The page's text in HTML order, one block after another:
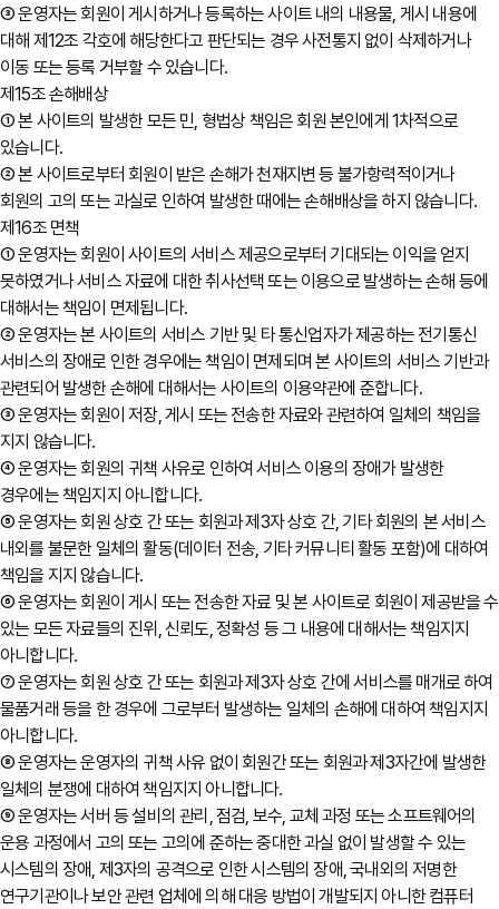
③ 운영자는 회원이 게시하거나 등록하는 사이트 내의 내용물, 게시 내용에
대해 제12조 각호에 해당한다고 판단되는 경우 사전통지 없이 삭제하거나
이동 또는 등록 거부할 수 있습니다.
제15조 손해배상
① 본 사이트의 발생한 모든 민, 형법상 책임은 회원 본인에게 1차적으로
있습니다.
② 본 사이트로부터 회원이 받은 손해가 천재지변 등 불가항력적이거나
회원의 고의 또는 과실로 인하여 발생한 때에는 손해배상을 하지 않습니다.
제16조 면책
① 운영자는 회원이 사이트의 서비스 제공으로부터 기대되는 이익을 얻지
못하였거나 서비스 자료에 대한 취사선택 또는 이용으로 발생하는 손해 등에
대해서는 책임이 면제됩니다.
② 운영자는 본 사이트의 서비스 기반 및 타 통신업자가 제공하는 전기통신
서비스의 장애로 인한 경우에는 책임이 면제되며 본 사이트의 서비스 기반과
관련되어 발생한 손해에 대해서는 사이트의 이용약관에 준합니다.
③ 운영자는 회원이 저장, 게시 또는 전송한 자료와 관련하여 일체의 책임을
지지 않습니다.
④ 운영자는 회원의 귀책 사유로 인하여 서비스 이용의 장애가 발생한
경우에는 책임지지 아니합니다.
⑤ 운영자는 회원 상호 간 또는 회원과 제3자 상호 간, 기타 회원의 본 서비스
내외를 불문한 일체의 활동(데이터 전송, 기타 커뮤니티 활동 포함)에 대하여
책임을 지지 않습니다.
⑥ 운영자는 회원이 게시 또는 전송한 자료 및 본 사이트로 회원이 제공받을 수
있는 모든 자료들의 진위, 신뢰도, 정확성 등 그 내용에 대해서는 책임지지
아니합니다.
⑦ 운영자는 회원 상호 간 또는 회원과 제3자 상호 간에 서비스를 매개로 하여
물품거래 등을 한 경우에 그로부터 발생하는 일체의 손해에 대하여 책임지지
아니합니다.
⑧ 운영자는 운영자의 귀책 사유 없이 회원간 또는 회원과 제3자간에 발생한
일체의 분쟁에 대하여 책임지지 아니합니다.
⑨ 운영자는 서버 등 설비의 관리, 점검, 보수, 교체 과정 또는 소프트웨어의
운용 과정에서 고의 또는 고의에 준하는 중대한 과실 없이 발생할 수 있는
시스템의 장애, 제3자의 공격으로 인한 시스템의 장애, 국내외의 저명한
연구기관이나 보안 관련 업체에 의해 대응 방법이 개발되지 아니한 컴퓨터